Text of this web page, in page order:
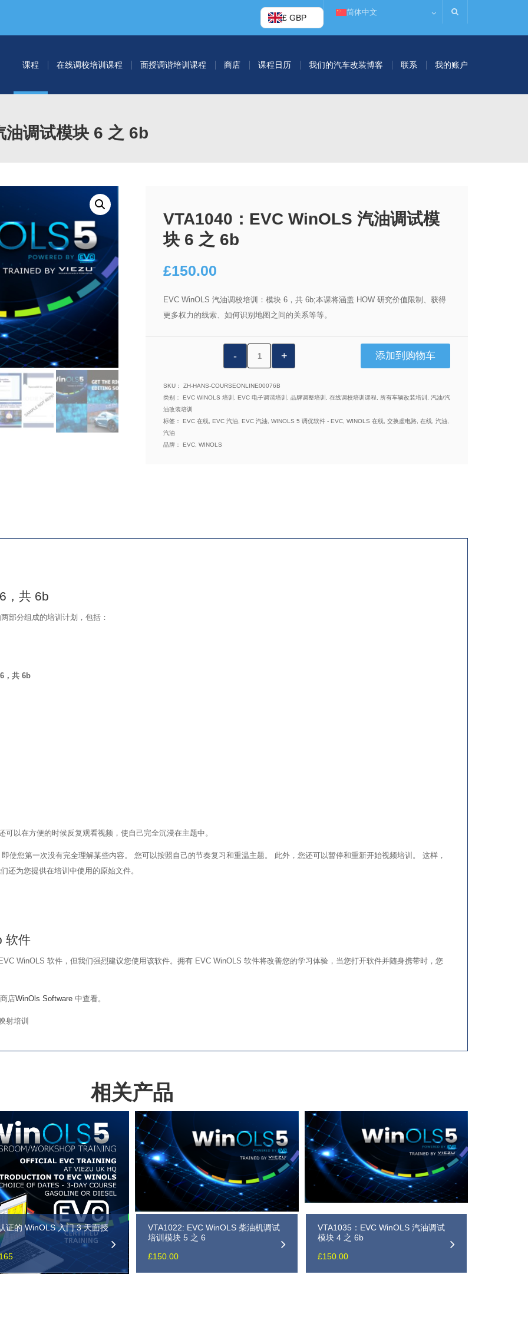
£ GBP
简体中文
课程 在线调校培训课程 面授调谐培训课程 商店 课程日历 我们的汽车改装博客 联系 我的账户
调试模块 6 之 6b
VTA1040：EVC WinOLS 汽油调试模
块 6 之 6b
£150.00
EVC WinOLS 汽油调校培训：模块 6，共 6b;本课将涵盖 HOW 研究价值限制、获得
更多权力的线索、如何识别地图之间的关系等等。
EVC
汽
添加到购物车
SKU： ZH-HANS-COURSEONLINE00076B
类别： EVC WINOLS 培训 EVC 电子调谐培训 品牌调整培训 在线调校培训课程 所有车辆改装培训
汽油/汽
油改装培训
标签： EVC 在线 EVC 汽油, EVC 汽油, WINOLS 5 调优软件 - EVC, WINOLS 在线 交换虚电路, 在线 汽油,
汽油
品牌： EVC, WINOLS
，共 6b
部分组成的培训计划，包括：
，共 6b
以在方便的时候反复观看视频，使自己完全沉浸在主题中。
使您第一次没有完全理解某些内容。 您可以按照自己的节奏复习和重温主题。 此外，您还可以暂停和重新开始视频培训。 这样，
还为您提供在培训中使用的原始文件。
软件
WinOLS 软件，但我们强烈建议您使用该软件。拥有 EVC WinOLS 软件将改善您的学习体验，当您打开软件并随身携带时，您
店WinOls Software 中查看。
射培训
相关产品
证的 WinOLS 入门 3 天面授
VTA1022: EVC WinOLS 柴油机调试
培训模块 5 之 6
£150.00
VTA1035：EVC WinOLS 汽油调试
模块 4 之 6b
£150.00